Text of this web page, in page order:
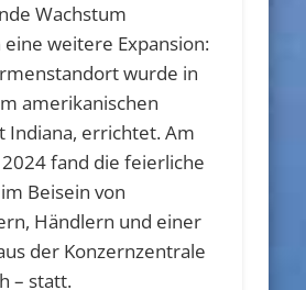
Wachstum
weitere Expansion:
wurde in
amerikanischen
Indiana, errichtet. Am
fand die feierliche
Beisein von
Händlern und einer
der Konzernzentrale
– statt.